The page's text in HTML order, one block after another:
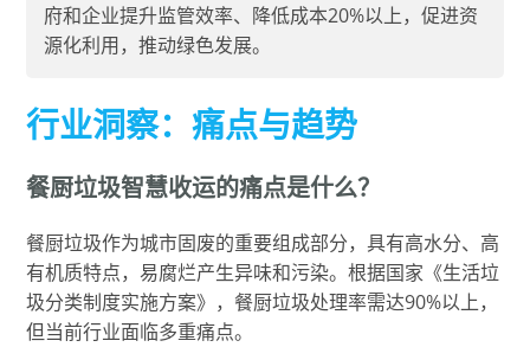
府和企业提升监管效率、降低成本20%以上，促进资
源化利用，推动绿色发展。
行业洞察：痛点与趋势
餐厨垃圾智慧收运的痛点是什么？
餐厨垃圾作为城市固废的重要组成部分，具有高水分、高
有机质特点，易腐烂产生异味和污染。根据国家《生活垃
圾分类制度实施方案》，餐厨垃圾处理率需达90%以上，
但当前行业面临多重痛点。